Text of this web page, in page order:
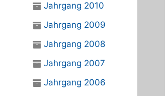
Jahrgang 2010
Jahrgang 2009
Jahrgang 2008
Jahrgang 2007
Jahrgang 2006